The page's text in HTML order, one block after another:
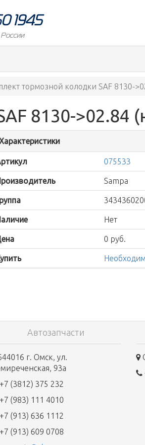
1945
России
тормозной колодки SAF 8130-
8130->02.84
075533
Sampa
Нет
0 руб.
Автозапчасти
г. Омск, ул.
93а
+7 (3812) 375 232
+7 (983) 111 4010
+7 (913) 636 1112
+7 (913) 609 0708